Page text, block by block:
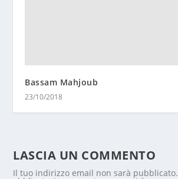
Bassam Mahjoub
23/10/2018
LASCIA UN COMMENTO
Il tuo indirizzo email non sarà pubblicato.